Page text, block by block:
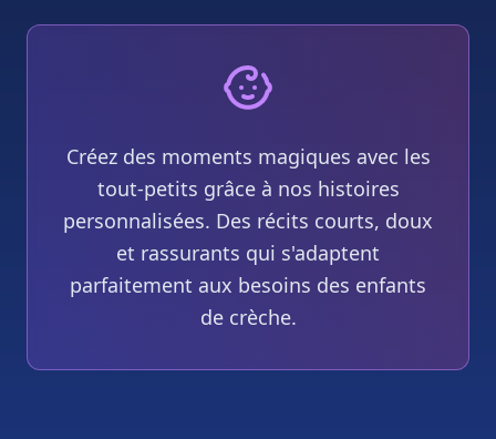
Créez des moments magiques avec les
tout-petits grâce à nos histoires
personnalisées. Des récits courts, doux
et rassurants qui s'adaptent
parfaitement aux besoins des enfants
de crèche.